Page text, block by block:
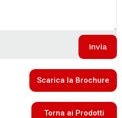
Scarica la Brochure
Torna ai Prodotti